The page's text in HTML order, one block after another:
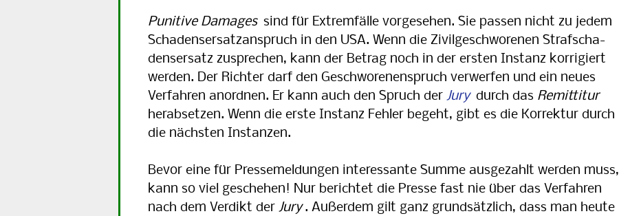
Punitive Damages sind für Extremfälle vorgesehen. Sie passen nicht zu je­dem
Schadensersatzanspruch in den USA. Wenn die Zivilgeschworenen Straf­scha­
dens­er­satz zusprechen, kann der Betrag noch in der ersten Instanz korrigiert
werden. Der Richter darf den Geschworenenspruch verwerfen und ein neues
Verfahren anordnen. Er kann auch den Spruch der Jury durch das Remittitur
herabsetzen. Wenn die erste Instanz Fehler begeht, gibt es die Korrektur durch
die nächsten Instanzen.
Bevor eine für Pressemeldungen interessante Summe ausgezahlt werden muss,
kann so viel geschehen! Nur berichtet die Presse fast nie über das Verfahren
nach dem Verdikt der Jury . Außerdem gilt ganz grundsätzlich, dass man heute